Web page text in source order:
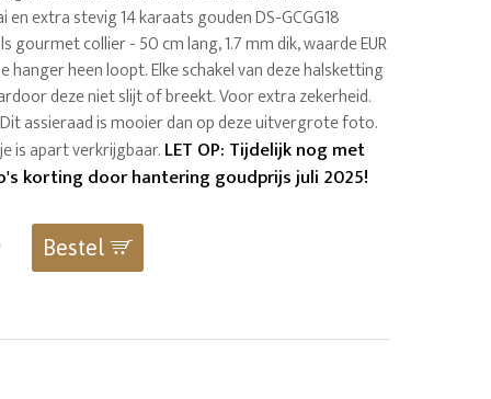
en extra stevig 14 karaats gouden DS-GCGG18
gourmet collier - 50 cm lang, 1.7 mm dik, waarde EUR
hanger heen loopt. Elke schakel van deze halsketting
deze niet slijt of breekt. Voor extra zekerheid.
assieraad is mooier dan op deze uitvergrote foto.
is apart verkrijgbaar.LET OP: Tijdelijk nog met
korting door hantering goudprijs juli 2025!
Bestel